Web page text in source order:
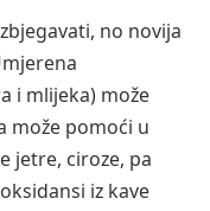
no novija
i mlijeka) može
može pomoći u
jetre, ciroze, pa
iz kave